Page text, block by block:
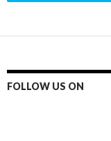
FOLLOW US ON